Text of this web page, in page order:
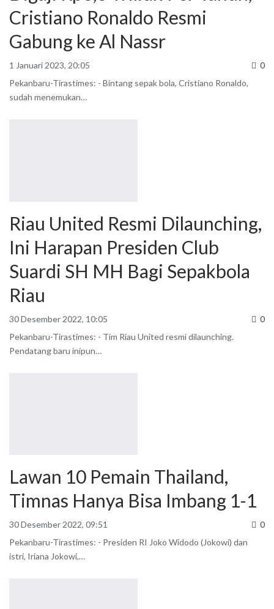
Cristiano Ronaldo Resmi
Gabung ke Al Nassr
1 Januari 2023, 20:05
0
Pekanbaru-Tirastimes: - Bintang sepak bola, Cristiano Ronaldo,
sudah menemukan…
Riau United Resmi Dilaunching,
Ini Harapan Presiden Club
Suardi SH MH Bagi Sepakbola
Riau
30 Desember 2022, 10:05
0
Pekanbaru-Tirastimes: - Tim Riau United resmi dilaunching.
Pendatang baru inipun…
Lawan 10 Pemain Thailand,
Timnas Hanya Bisa Imbang 1-1
30 Desember 2022, 09:51
0
Pekanbaru-Tirastimes: - Presiden RI Joko Widodo (Jokowi) dan
istri, Iriana Jokowi,…